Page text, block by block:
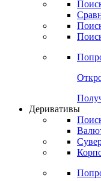
Деривативы